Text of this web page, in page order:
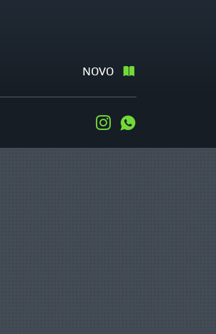
NOVO
Instagram